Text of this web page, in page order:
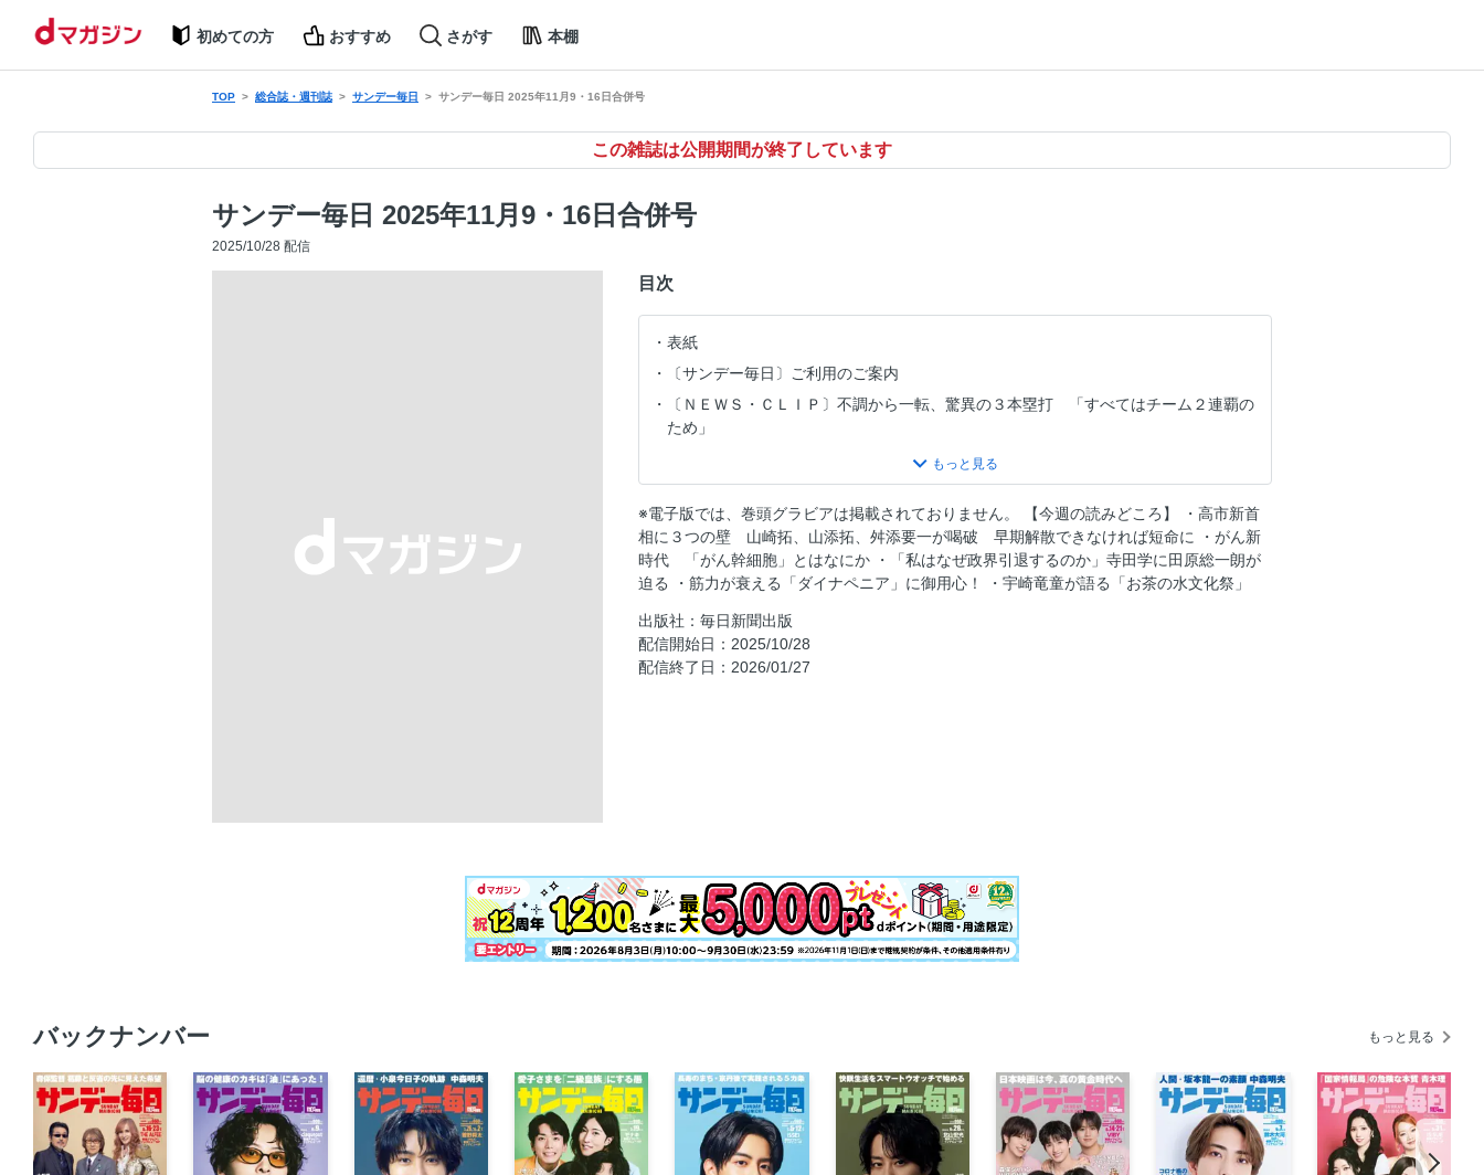
初めての方 おすすめ さがす 本棚
TOP 総合誌・週刊誌 サンデー毎日 サンデー毎日 2025年11月9・16日合併号
この雑誌は公開期間が終了しています
サンデー毎日 2025年11月9・16日合併号
2025/10/28 配信
目次
表紙
〔サンデー毎日〕ご利用のご案内
〔ＮＥＷＳ・ＣＬＩＰ〕不調から一転、驚異の３本塁打 「すべてはチーム２連覇の
ため」
〔サンデー毎日目次〕２０２５．１１．９－１６号
〔倉重篤郎のニュース最前線〕高市首相、困難な船出 ３つの理由 山添拓、舛添要
一、山崎拓が喝破 早期解散できなければ短命に
〔高市首相〕「自民・維新」意外な“盲点”を発見！ 高市首相に仕掛けられた地雷原
〔寺田学衆院議員〕私はなぜ政界引退するのか 寺田学衆院議員（立憲） 田原総一
〔プロ野球〕阪神快進撃の陰に“神ドラフト２０２０”あり 元スカウト熊野輝光さん
が明かす 成功の舞台裏と葛藤
〔『サンデー毎日』が見た昭和１００年〕第３０回 サラリーマンの心をつかんだ
「スーダラ人生」
〔牧太郎の青い空白い雲〕／１００４ お医者さんは“患者の味方”だけど、時には製
薬会社の「強～い味方」？
〔徒然雑記帳〕／１２５ 俳句通りには、ならない十月―。＝中野翠
〔これは、アレだな〕／２２２ たかが髭、されど髭＝高橋源一郎
〔日本史・今までにない人物伝〕／１２３ 金森頼錦 好学かつ文化人だった外様大
名＝本郷和人
※電子版では、巻頭グラビアは掲載されておりません。 【今週の読みどころ】 ・高市新首
相に３つの壁 山崎拓、山添拓、舛添要一が喝破 早期解散できなければ短命に ・がん新
時代 「がん幹細胞」とはなにか ・「私はなぜ政界引退するのか」寺田学に田原総一朗が
迫る ・筋力が衰える「ダイナペニア」に御用心！ ・宇崎竜童が語る「お茶の水文化祭」
出版社：毎日新聞出版
配信開始日：2025/10/28
配信終了日：2026/01/27
バックナンバー もっと見る